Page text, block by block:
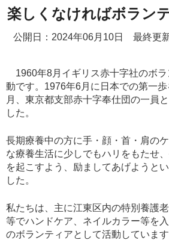
楽しくなければボラン
公開日：2024年06月10日 最終更
1960年8月イギリス赤十字社のボ
動です。1976年6月に日本での第一
月、東京都支部赤十字奉仕団の一員
した。
長期療養中の方に手・顔・首・肩の
な療養生活に少しでもハリをもたせ
を起こすよう、励ましてあげようと
した。
私たちは、主に江東区内の特別養護
等でハンドケア、ネイルカラー等を
のボランティアとして活動しています